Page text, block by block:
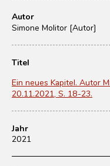
Autor
Simone Molitor [Autor]
Titel
Ein neues Kapitel. Autor
20.11.2021, S. 18-23.
Jahr
2021